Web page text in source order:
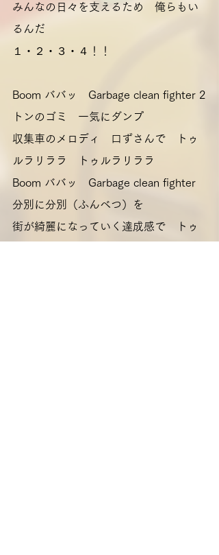
みんなの日々を支えるため　俺らもい
るんだ
１・２・３・４！！
Boom ババッ　Garbage clean fighter 2
トンのゴミ　一気にダンプ
収集車のメロディ　口ずさんで　トゥ
ルラリララ　トゥルラリララ
Boom ババッ　Garbage clean fighter
分別に分別（ふんべつ）を
街が綺麗になっていく達成感で　トゥ